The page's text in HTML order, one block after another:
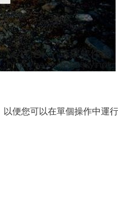
便您可以在單個操作中運